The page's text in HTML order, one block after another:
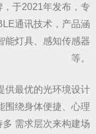
于2021年发布，专
通讯技术，产品涵
能灯具、感知传感器
等。
供最优的光环境设计
围绕身体便捷、心理
需求层次来构建场